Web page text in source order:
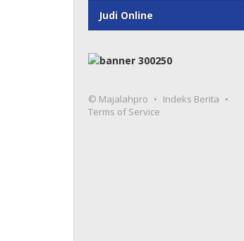
Judi Online
© Majalahpro
Indeks Berita
Terms of Service